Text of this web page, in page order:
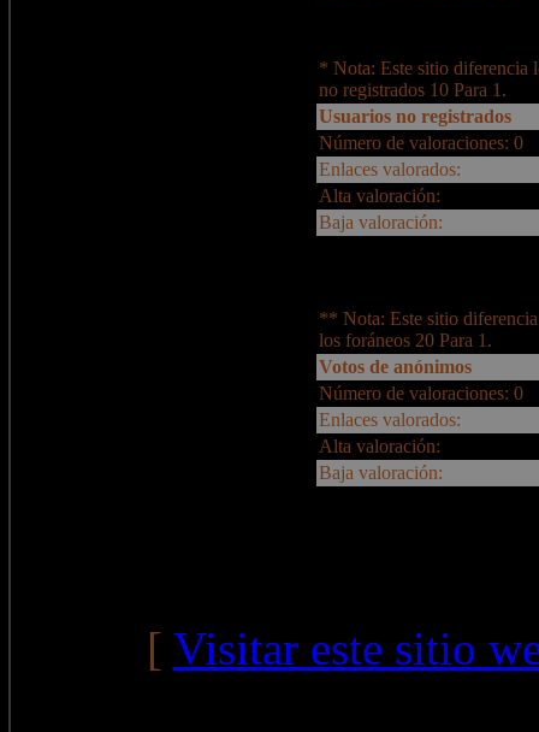
* Nota: Este sitio diferencia
no registrados 10 Para 1.
Usuarios no registrados
Número de valoraciones: 0
Enlaces valorados:
Alta valoración:
Baja valoración:
** Nota: Este sitio
los foráneos 20 Para 1.
Votos de anónimos
Número de valoraciones: 0
Enlaces valorados:
Alta valoración:
Baja valoración:
[ Visitar este sitio